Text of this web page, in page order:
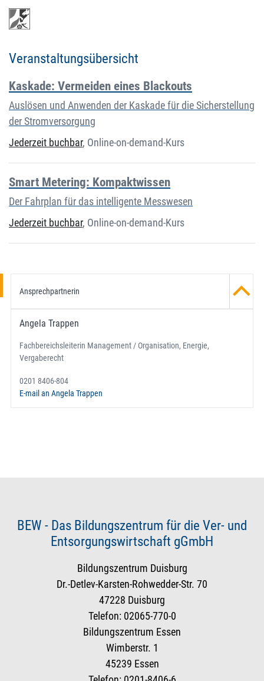
Veranstaltungsübersicht
Kaskade: Vermeiden eines Blackouts
Auslösen und Anwenden der Kaskade für die Sicherstellung
der Stromversorgung
Jederzeit buchbar, Online-on-demand-Kurs
Smart Metering: Kompaktwissen
Der Fahrplan für das intelligente Messwesen
Jederzeit buchbar, Online-on-demand-Kurs
Ansprechpartnerin
Angela Trappen
Fachbereichsleiterin Management / Organisation, Energie,
Vergaberecht
0201 8406-804
E-mail an Angela Trappen
BEW - Das Bildungszentrum für die Ver- und
Entsorgungswirtschaft gGmbH
Bildungszentrum Duisburg
Dr.-Detlev-Karsten-Rohwedder-Str. 70
47228 Duisburg
Telefon: 02065-770-0
Bildungszentrum Essen
Wimberstr. 1
45239 Essen